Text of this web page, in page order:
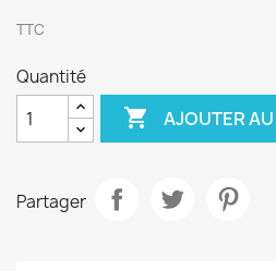
TTC
Quantité
 AJOUTER
Partager